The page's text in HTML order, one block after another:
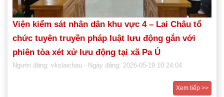
Viện kiểm sát nhân dân khu vực 4 – Lai Châu tổ
chức tuyên truyền pháp luật lưu động gắn với
phiên tòa xét xử lưu động tại xã Pa Ủ
Người đăng: vkslaichau - Ngày đăng: 2026-05-19 10:24:04
Xem tiếp >>